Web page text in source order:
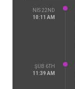
NIS 22ND
10:11 AM
ŞUB 6TH
11:39 AM